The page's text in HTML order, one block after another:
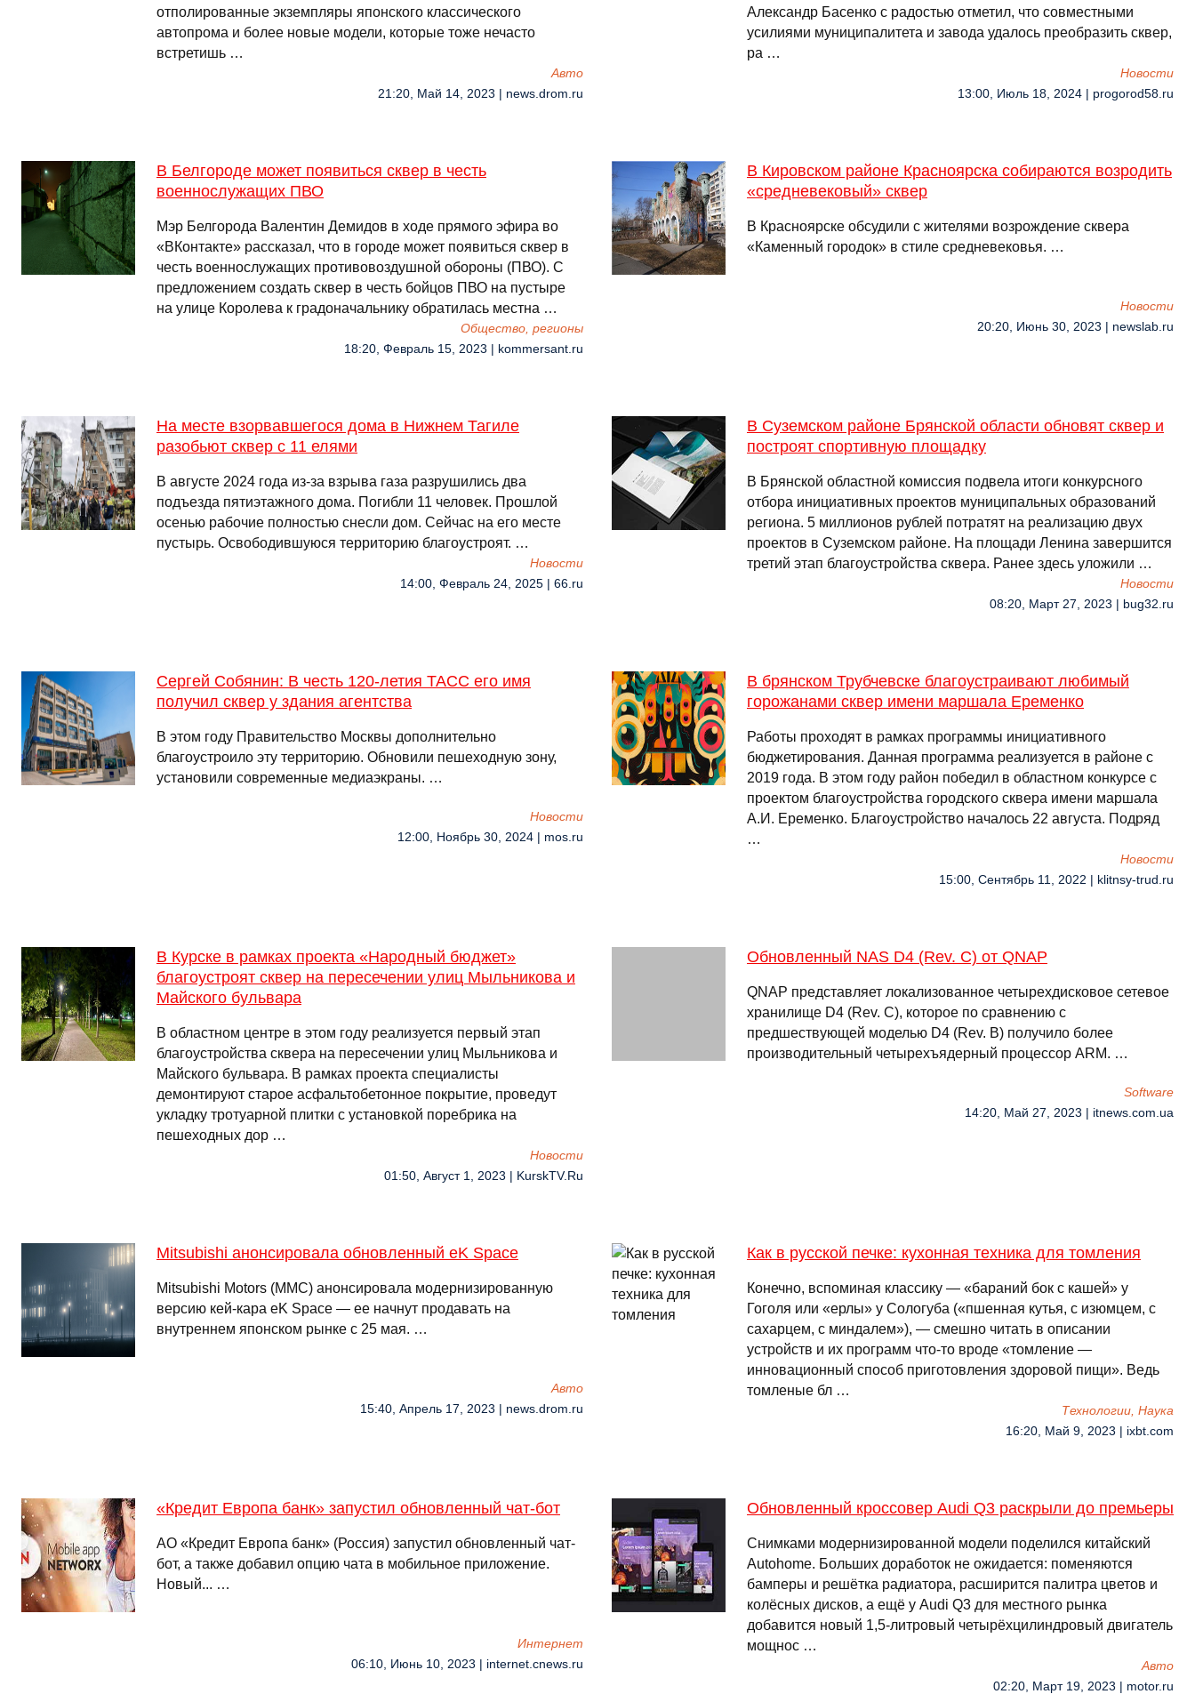
отполированные экземпляры японского классического
автопрома и более новые модели, которые тоже нечасто
встретишь …
Авто
21:20, Май 14, 2023 | news.drom.ru
Александр Басенко с радостью отметил, что совместными
усилиями муниципалитета и завода удалось преобразить сквер,
ра …
Новости
13:00, Июль 18, 2024 | progorod58.ru
В Белгороде может появиться сквер в честь
военнослужащих ПВО
Мэр Белгорода Валентин Демидов в ходе прямого эфира во
«ВКонтакте» рассказал, что в городе может появиться сквер в
честь военнослужащих противовоздушной обороны (ПВО). С
предложением создать сквер в честь бойцов ПВО на пустыре
на улице Королева к градоначальнику обратилась местна …
Общество, регионы
18:20, Февраль 15, 2023 | kommersant.ru
В Кировском районе Красноярска собираются возродить
«средневековый» сквер
В Красноярске обсудили с жителями возрождение сквера
«Каменный городок» в стиле средневековья. …
Новости
20:20, Июнь 30, 2023 | newslab.ru
На месте взорвавшегося дома в Нижнем Тагиле
разобьют сквер с 11 елями
В августе 2024 года из-за взрыва газа разрушились два
подъезда пятиэтажного дома. Погибли 11 человек. Прошлой
осенью рабочие полностью снесли дом. Сейчас на его месте
пустырь. Освободившуюся территорию благоустроят. …
Новости
14:00, Февраль 24, 2025 | 66.ru
В Суземском районе Брянской области обновят сквер и
построят спортивную площадку
В Брянской областной комиссия подвела итоги конкурсного
отбора инициативных проектов муниципальных образований
региона. 5 миллионов рублей потратят на реализацию двух
проектов в Суземском районе. На площади Ленина завершится
третий этап благоустройства сквера. Ранее здесь уложили …
Новости
08:20, Март 27, 2023 | bug32.ru
Сергей Собянин: В честь 120-летия ТАСС его имя
получил сквер у здания агентства
В этом году Правительство Москвы дополнительно
благоустроило эту территорию. Обновили пешеходную зону,
установили современные медиаэкраны. …
Новости
12:00, Ноябрь 30, 2024 | mos.ru
В брянском Трубчевске благоустраивают любимый
горожанами сквер имени маршала Еременко
Работы проходят в рамках программы инициативного
бюджетирования. Данная программа реализуется в районе с
2019 года. В этом году район победил в областном конкурсе с
проектом благоустройства городского сквера имени маршала
А.И. Еременко. Благоустройство началось 22 августа. Подряд
…
Новости
15:00, Сентябрь 11, 2022 | klitnsy-trud.ru
В Курске в рамках проекта «Народный бюджет»
благоустроят сквер на пересечении улиц Мыльникова и
Майского бульвара
В областном центре в этом году реализуется первый этап
благоустройства сквера на пересечении улиц Мыльникова и
Майского бульвара. В рамках проекта специалисты
демонтируют старое асфальтобетонное покрытие, проведут
укладку тротуарной плитки с установкой поребрика на
пешеходных дор …
Новости
01:50, Август 1, 2023 | KurskTV.Ru
Обновленный NAS D4 (Rev. С) от QNAP
QNAP представляет локализованное четырехдисковое сетевое
хранилище D4 (Rev. С), которое по сравнению с
предшествующей моделью D4 (Rev. B) получило более
производительный четырехъядерный процессор ARM. …
Software
14:20, Май 27, 2023 | itnews.com.ua
Mitsubishi анонсировала обновленный eK Space
Mitsubishi Motors (MMC) анонсировала модернизированную
версию кей-кара eK Space — ее начнут продавать на
внутреннем японском рынке с 25 мая. …
Авто
15:40, Апрель 17, 2023 | news.drom.ru
Как в русской печке: кухонная техника для томления
Конечно, вспоминая классику — «бараний бок с кашей» у
Гоголя или «ерлы» у Сологуба («пшенная кутья, с изюмцем, с
сахарцем, с миндалем»), — смешно читать в описании
устройств и их программ что-то вроде «томление —
инновационный способ приготовления здоровой пищи». Ведь
томленые бл …
Технологии, Наука
16:20, Май 9, 2023 | ixbt.com
«Кредит Европа банк» запустил обновленный чат-бот
АО «Кредит Европа банк» (Россия) запустил обновленный чат-
бот, а также добавил опцию чата в мобильное приложение.
Новый... …
Интернет
06:10, Июнь 10, 2023 | internet.cnews.ru
Обновленный кроссовер Audi Q3 раскрыли до премьеры
Снимками модернизированной модели поделился китайский
Autohome. Больших доработок не ожидается: поменяются
бамперы и решётка радиатора, расширится палитра цветов и
колёсных дисков, а ещё у Audi Q3 для местного рынка
добавится новый 1,5-литровый четырёхцилиндровый двигатель
мощнос …
Авто
02:20, Март 19, 2023 | motor.ru